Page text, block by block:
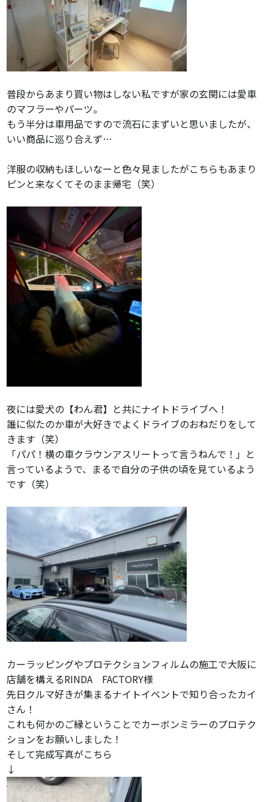
普段からあまり買い物はしない私ですが家の玄関には愛車
のマフラーやパーツ。
もう半分は車用品ですので流石にまずいと思いましたが、
いい商品に巡り合えず…
洋服の収納もほしいなーと色々見ましたがこちらもあまり
ピンと来なくてそのまま帰宅（笑）
夜には愛犬の【わん君】と共にナイトドライブへ！
誰に似たのか車が大好きでよくドライブのおねだりをして
きます（笑）
「パパ！横の車クラウンアスリートって言うねんで！」と
言っているようで、まるで自分の子供の頃を見ているよう
です（笑）
カーラッピングやプロテクションフィルムの施工で大阪に
店舗を構えるRINDA FACTORY様
先日クルマ好きが集まるナイトイベントで知り合ったカイ
さん！
これも何かのご縁ということでカーボンミラーのプロテク
ションをお願いしました！
そして完成写真がこちら
↓